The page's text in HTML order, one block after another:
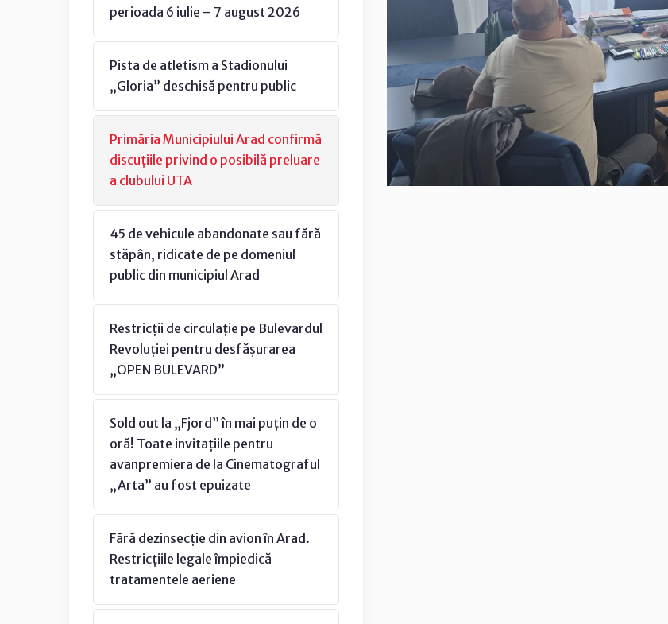
perioada 6 iulie – 7 august 2026
Pista de atletism a Stadionului
„Gloria” deschisă pentru public
Primăria Municipiului Arad confirmă
discuțiile privind o posibilă preluare
a clubului UTA
45 de vehicule abandonate sau fără
stăpân, ridicate de pe domeniul
public din municipiul Arad
Restricții de circulație pe Bulevardul
Revoluției pentru desfășurarea
„OPEN BULEVARD”
Sold out la „Fjord” în mai puțin de o
oră! Toate invitațiile pentru
avanpremiera de la Cinematograful
„Arta” au fost epuizate
Fără dezinsecție din avion în Arad.
Restricțiile legale împiedică
tratamentele aeriene